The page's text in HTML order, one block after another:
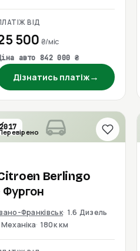
ВІД
500 ₴/міс
авто 842 000 ₴
Дізнатись платіж→
2017
Berlingo
Фургон
Франківськ 1.6 Дизель
Механіка 180к км